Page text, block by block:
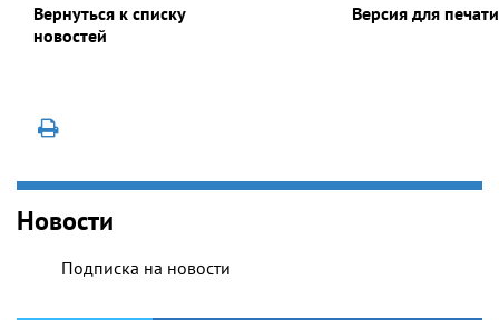
Вернуться к списку
новостей
Версия для печати
Новости
Подписка на новости